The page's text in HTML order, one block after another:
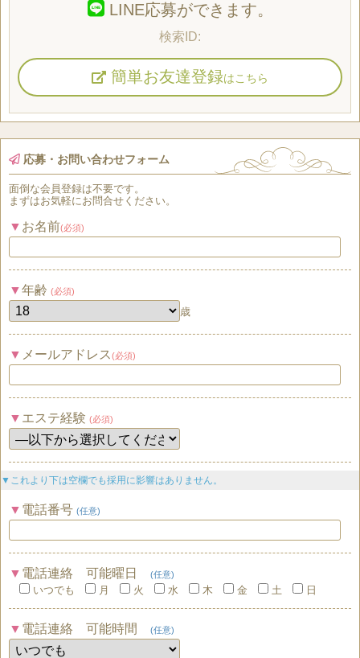
LINE応募ができます。
簡単お友達登録はこちら
応募・お問い合わせフォーム
面倒な会員登録は不要です。
まずはお気軽にお問合せください。
お名前(必須)
年齢 (必須)
歳
メールアドレス (必須)
エステ経験 (必須)
▼これより下は空欄でも採用に影響はありません。
電話番号 (任意)
電話連絡 可能曜日 (任意)
いつでも 月 火 水 木 金 土 日
電話連絡 可能時間 (任意)